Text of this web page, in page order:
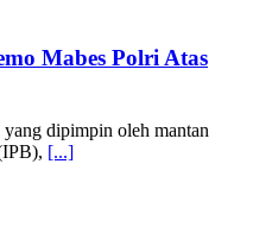
Mabes Polri Atas
dipimpin oleh mantan
[...]